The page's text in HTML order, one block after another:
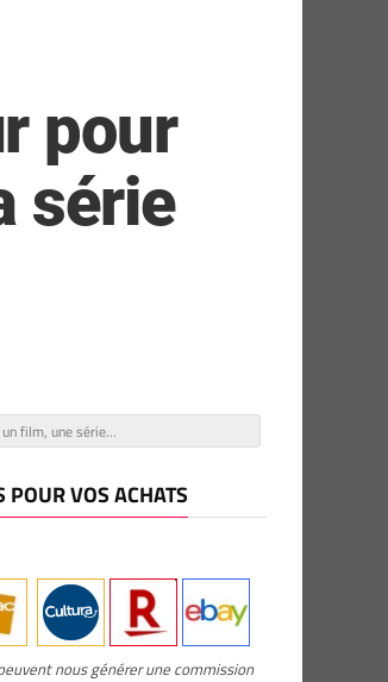
pour
série
POUR VOS ACHATS
nous générer une commission